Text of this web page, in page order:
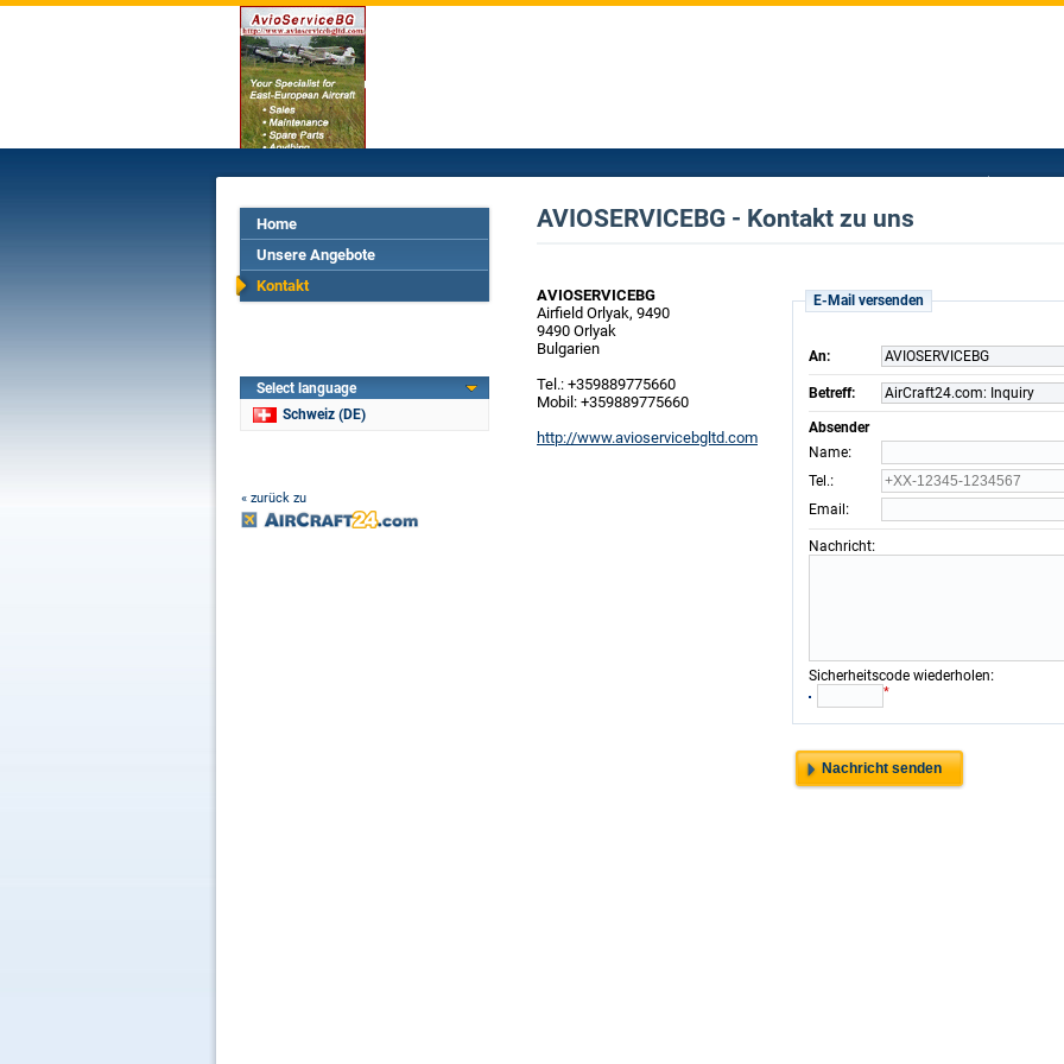
Home
Unsere Angebote
Kontakt
Select language
Schweiz (DE)
« zurück zu
AVIOSERVICEBG - Kontakt zu uns
AVIOSERVICEBG
Airfield Orlyak, 9490
9490 Orlyak
Bulgarien
Tel.: +359889775660
Mobil: +359889775660
http://www.avioservicebgltd.com
E-Mail versenden
An: AVIOSERVICEBG
Betreff: AirCraft24.com: Inquiry
Absender
Name:
Tel.:
Email :
Nachricht:
Sicherheitscode wiederholen:
*